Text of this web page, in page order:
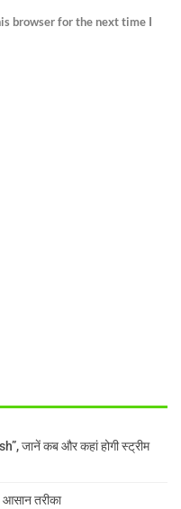
browser for the next time I
जानें कब और कहां होगी स्ट्रीम
तरीका